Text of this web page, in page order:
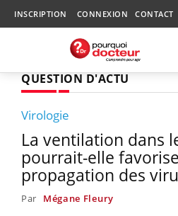
INSCRIPTION CONNEXION CONTACT
QUESTION D'ACTU
Virologie
La ventilation dans
pourrait-elle
propagation des
Par Mégane Fleury